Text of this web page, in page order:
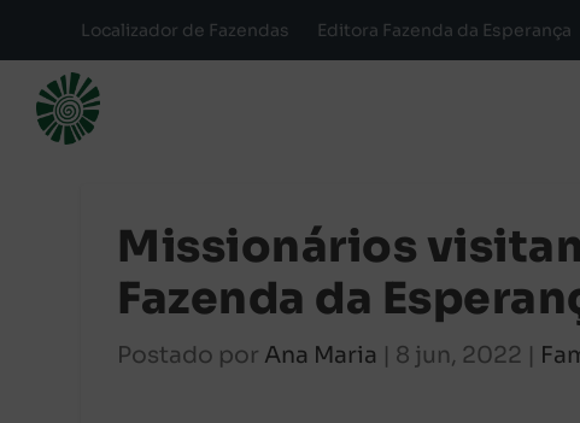
Localizador de Fazendas Editora Fazenda da Esperança
Missionários
Fazenda da
Postado por Ana Maria | 8 jun, 2022 |